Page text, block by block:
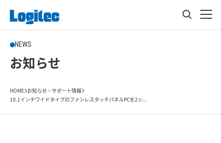
NEWS
お知らせ
HOME お知らせ・サポート情報
10.1インチワイドタイプのファンレスタッチパネルPCを2シ...